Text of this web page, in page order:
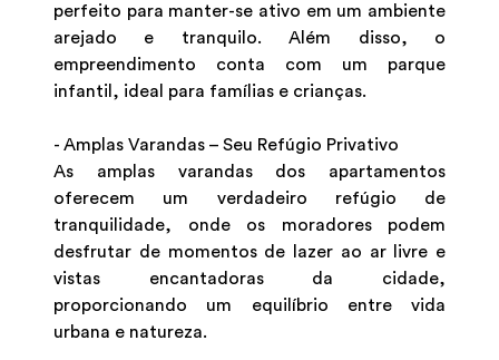
perfeito para manter-se ativo em um ambiente
arejado e tranquilo. Além disso, o
empreendimento conta com um parque
infantil, ideal para famílias e crianças.
- Amplas Varandas – Seu Refúgio Privativo
As amplas varandas dos apartamentos
oferecem um verdadeiro refúgio de
tranquilidade, onde os moradores podem
desfrutar de momentos de lazer ao ar livre e
vistas encantadoras da cidade,
proporcionando um equilíbrio entre vida
urbana e natureza.